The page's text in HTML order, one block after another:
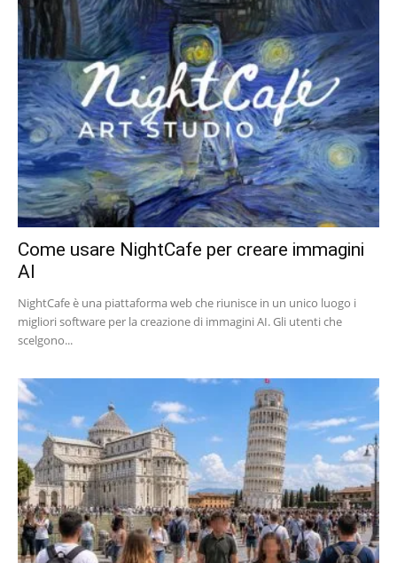
Come usare NightCafe per creare immagini
AI
NightCafe è una piattaforma web che riunisce in un unico luogo i
migliori software per la creazione di immagini AI. Gli utenti che
scelgono...